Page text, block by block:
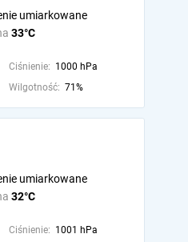
33°C
umiarkowane
Ciśnienie: 1000 hPa
Wilgotność: 71%
32°C
umiarkowane
Ciśnienie: 1001 hPa